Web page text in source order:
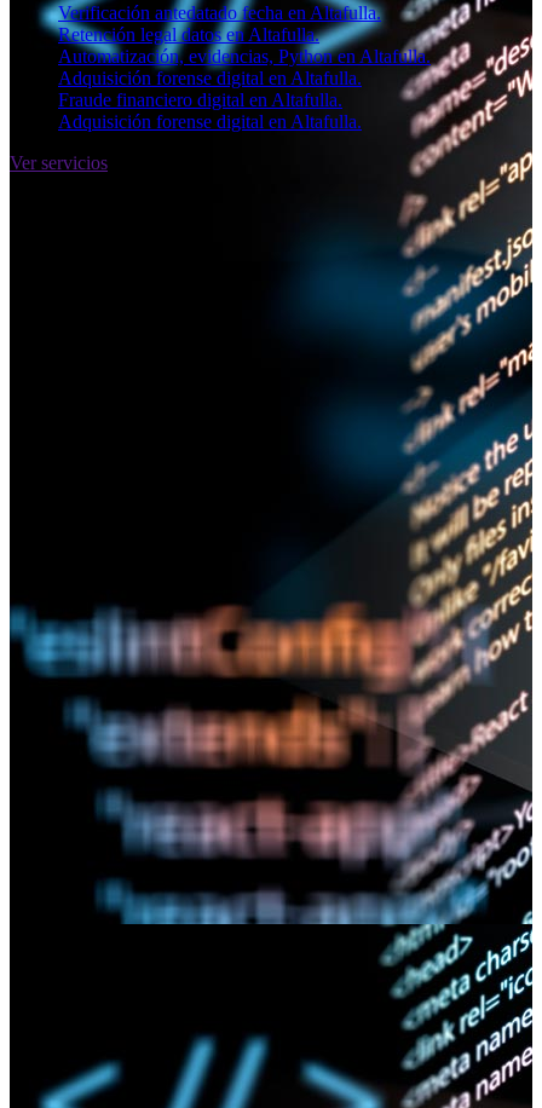
Verificación antedatado fecha en Altafulla.
Retención legal datos en Altafulla.
Automatización, evidencias, Python en Altafulla.
Adquisición forense digital en Altafulla.
Fraude financiero digital en Altafulla.
Adquisición forense digital en Altafulla.
Ver servicios